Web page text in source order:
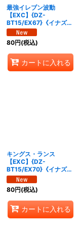
最強イレブン波動
【EXC】{DZ-
BT15/EX67}《イナズマ
イレブン》
80円(税込)
カートに入れる
キングス・ランス
【EXC】{DZ-
BT15/EX70}《イナズマ
イレブン》
80円(税込)
カートに入れる